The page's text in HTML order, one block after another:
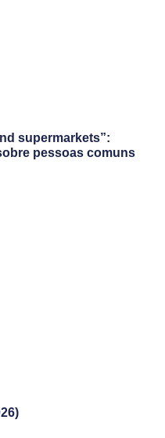
supermarkets”:
pessoas comuns